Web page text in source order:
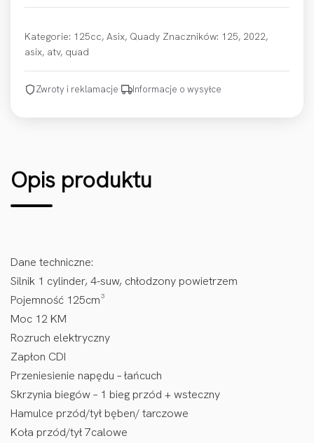
Kategorie: 125cc, Asix, Quady Znaczników: 125, 2022,
asix, atv, quad
Zwroty i reklamacje· Informacje o wysyłce
Opis produktu
Dane techniczne:
Silnik 1 cylinder, 4-suw, chłodzony powietrzem
Pojemność 125cm³
Moc 12 KM
Rozruch elektryczny
Zapłon CDI
Przeniesienie napędu – łańcuch
Skrzynia biegów – 1 bieg przód + wsteczny
Hamulce przód/tył bęben/ tarczowe
Koła przód/tył 7calowe